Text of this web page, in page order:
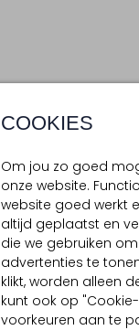
COOKIES
Om jou zo goed
onze website.
website goed werkt
altijd geplaatst en
die we gebruiken
advertenties te
klikt, worden alleen
kunt ook op
voorkeuren aan te